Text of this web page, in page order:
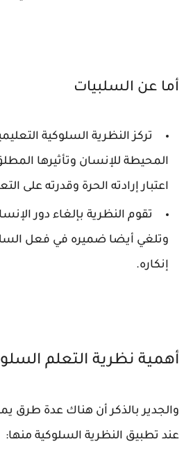
أما عن السلبيات
تركز النظرية السلوكية
المحيطة للإنسان وتأثيرها
اعتبار إرادته الحرة وقدرته على
تقوم النظرية بإلغاء دور
وتلغي أيضا ضميره في فعل
إنكاره.
أهمية نظرية التعلم
والجدير بالذكر أن هناك عدة طرق
عند تطبيق النظرية السلوكية منها: